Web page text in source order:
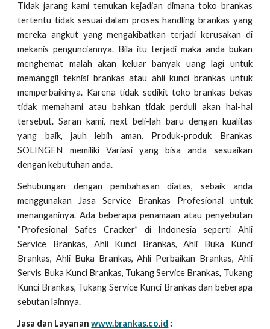
Tidak jarang kami temukan kejadian dimana toko brankas
tertentu tidak sesuai dalam proses handling brankas yang
mereka angkut yang mengakibatkan terjadi kerusakan di
mekanis pengunciannya. Bila itu terjadi maka anda bukan
menghemat malah akan keluar banyak uang lagi untuk
memanggil teknisi brankas atau ahli kunci brankas untuk
memperbaikinya. Karena tidak sedikit toko brankas bekas
tidak memahami atau bahkan tidak perduli akan hal-hal
tersebut. Saran kami, next beli-lah baru dengan kualitas
yang baik, jauh lebih aman. Produk-produk Brankas
SOLINGEN memiliki Variasi yang bisa anda sesuaikan
dengan kebutuhan anda.
Sehubungan dengan pembahasan diatas, sebaik anda
menggunakan Jasa Service Brankas Profesional untuk
menanganinya. Ada beberapa penamaan atau penyebutan
“Profesional Safes Cracker” di Indonesia seperti Ahli
Service Brankas, Ahli Kunci Brankas, Ahli Buka Kunci
Brankas, Ahli Buka Brankas, Ahli Perbaikan Brankas, Ahli
Servis Buka Kunci Brankas, Tukang Service Brankas, Tukang
Kunci Brankas, Tukang Service Kunci Brankas dan beberapa
sebutan lainnya.
Jasa dan Layananwww.brankas.co.id :